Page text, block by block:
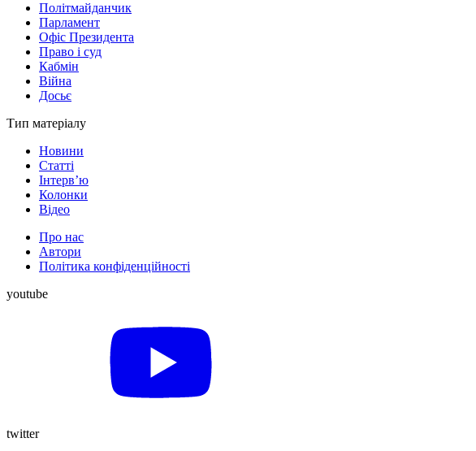
Політмайданчик
Парламент
Офіс Президента
Право і суд
Кабмін
Війна
Досьє
Тип матеріалу
Новини
Статті
Інтерв’ю
Колонки
Відео
Про нас
Автори
Політика конфіденційності
youtube
twitter